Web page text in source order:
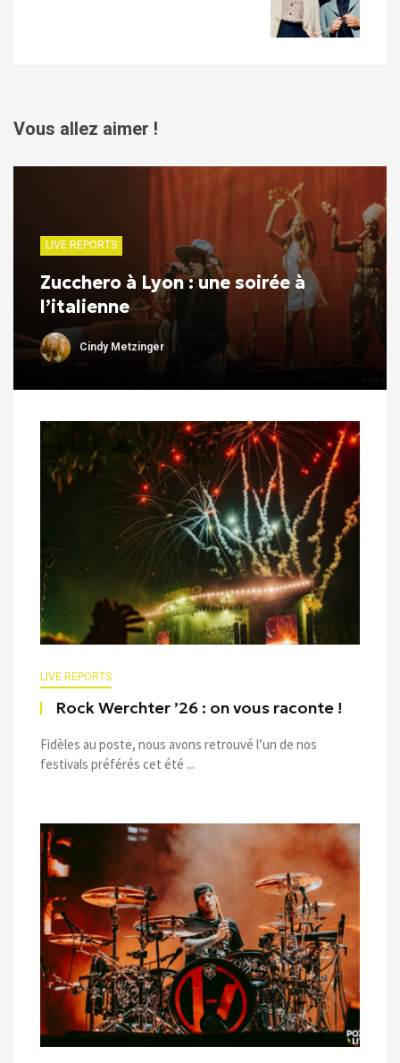
Vous allez aimer !
LIVE REPORTS
Zucchero à Lyon : une soirée à
l’italienne
Cindy Metzinger
LIVE REPORTS
Rock Werchter ’26 : on vous raconte !
Fidèles au poste, nous avons retrouvé l’un de nos
festivals préférés cet été ...